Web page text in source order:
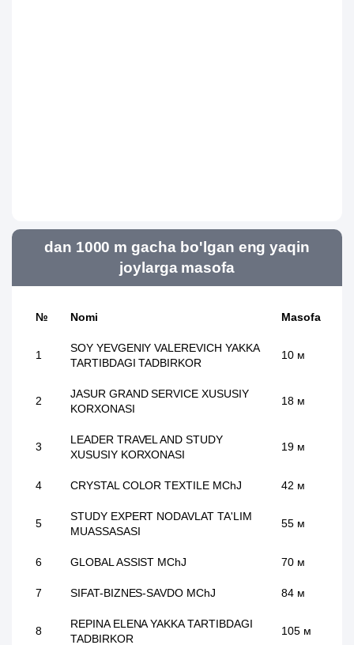
dan 1000 m gacha bo'lgan eng yaqin
joylarga masofa
№ Nomi Masofa
1
SOY YEVGENIY VALEREVICH YAKKA
TARTIBDAGI TADBIRKOR
10 м
2
JASUR GRAND SERVICE XUSUSIY
KORXONASI
18 м
3
LEADER TRAVEL AND STUDY
XUSUSIY KORXONASI
19 м
4 CRYSTAL COLOR TEXTILE MChJ 42 м
5
STUDY EXPERT NODAVLAT TA'LIM
MUASSASASI
55 м
6 GLOBAL ASSIST MChJ 70 м
7 SIFAT-BIZNES-SAVDO MChJ 84 м
8
REPINA ELENA YAKKA TARTIBDAGI
TADBIRKOR
105 м